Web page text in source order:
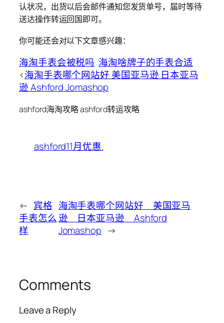
认状况，出货以后会邮件通知您发货单号，届时等待
送达操作转运回国即可。
你可能还会对以下文章感兴趣：
海淘手表会被税吗 海淘啥牌子的手表合适
<海淘手表哪个网站好 美国亚马逊 日本亚马
逊 Ashford Jomashop
ashford海淘攻略 ashford转运攻略
ashford11月优惠.
← 宾格
手表怎么
样
海淘手表哪个网站好 美国亚马
逊 日本亚马逊 Ashford
Jomashop →
Comments
Leave a Reply